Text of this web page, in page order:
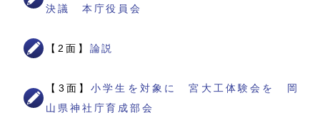
決議 本庁役員会
【2面】 論説
【3面】小学生を対象に 宮大工体験会を 岡
山県神社庁育成部会